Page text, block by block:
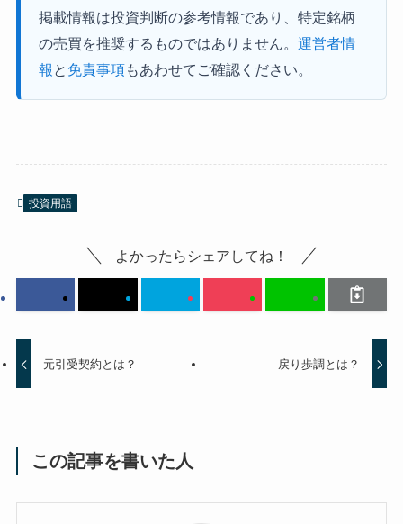
掲載情報は投資判断の参考情報であり、特定銘柄
の売買を推奨するものではありません。運営者情
報 と 免責事項もあわせてご確認ください。
投資用語
よかったらシェアしてね！
元引受契約とは？ 戻り歩調とは？
この記事を書いた人